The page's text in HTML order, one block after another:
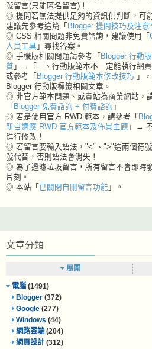
號留言(只能匿名留言)！
◎ 提問若無法提供足夠的資訊供判斷，可
建議先參考這篇「 Blogger 提問技巧及注意
◎ CSS 相關問題非免費諮詢，建議使用「
人員工具 」尋找答案。
◎ 手機版相關問題請參考「 Blogger 行動
質 」→「三、行動版範本不一定能執行網頁
或參考「 Blogger 行動版範本修改技巧 」
Blogger 行動版標籤相關文章。
◎ 非官方範本問題、或貴站為商業網站，
「 Blogger 免費諮詢 + 付費諮詢 」
◎ 若是使用官方 RWD 範本，請參考「
新自適應 RWD 官方範本及佈景主題 」→
進行修改！
◎ 若留言要輸入語法，"<"、">"這兩個符
號代替，否則語法會消失！
◎ 為了過濾垃圾留言，所有留言不會即時
片刻。
◎ 本站「 已關閉自刪留言功能 」。
文章分類
展開
電腦 (1491)
Blogger (372)
Google (277)
Windows (44)
網路雲端(204)
網頁設計(312)